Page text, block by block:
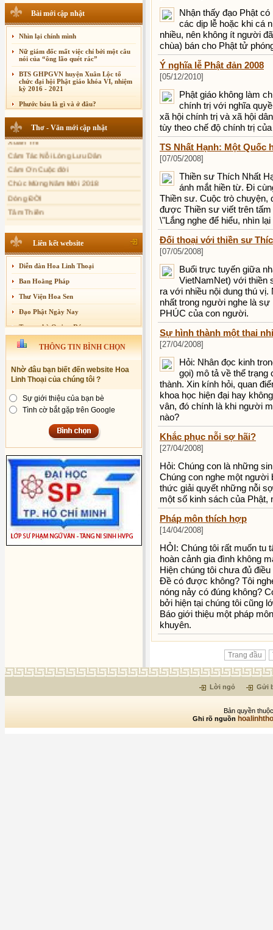
Bài mới cập nhật
Nhìn lại chính mình
Nữ giám đốc mất việc chỉ bởi một câu
nói của “ông lão quét rác”
BTS GHPGVN huyện Xuân Lộc tổ
chức đại hội Phật giáo khóa VI, nhiệm
kỳ 2016 - 2021
Phước báu là gì và ở đâu?
Sự thương-ghét của con người
Nỗi lòng của các bệnh nhân nghèo
An Giang: Tịnh thất Quy Nguyên
phát quà từ thiện tại xã Cư Yang
Tịnh xá Ngọc Đăng khai giảng Thiền
dành cho Người bận rộn
Thơ - Văn mới cập nhật
Xuân Thi
Cảm Tác Nỗi Lòng Lưu Dân
Cảm Ơn Cuộc đời
Chúc Mừng Năm Mới 2018
Dòng ĐỜI
Tâm Thiền
Kính mừng Phật Đản
Anh không chết đâu em
Kiếp này
Liên kết website
Diễn đàn Hoa Linh Thoại
Ban Hoằng Pháp
Thư Viện Hoa Sen
Đạo Phật Ngày Nay
Trang nhà Quảng Đức
Báo Giác Ngộ
THÔNG TIN BÌNH CHỌN
Nhờ đâu bạn biết đến website Hoa
Linh Thoại của chúng tôi ?
Sự giới thiệu của bạn bè
Tình cờ bắt gặp trên Google
Nhận thấy đạo Phật
các dịp lễ hoặc khi cá
nhiều, nên không ít người
chùa) bán cho Phật tử
Ý nghĩa lễ Phật đản 2008
[05/12/2010]
Phật giáo không làm
chính trị với nghĩa
xã hội chính trị và xã hội
tùy theo chế độ chính trị
TS Nhất Hạnh: Một Quốc
[07/05/2008]
Thiền sư Thích Nhất
ánh mắt hiền từ. Đi
Thiền sư. Cuộc trò chuyện,
được Thiền sư viết trên
\"Lắng nghe để hiểu, nhìn
Đối thoại với thiền sư
[07/05/2008]
Buổi trực tuyến giữa
VietNamNet) với thiền
ra với nhiều nội dung thú
nhất trong người nghe là
PHÚC của con người.
Sự hình thành một thai
[27/04/2008]
Hỏi: Nhân đọc kinh
gọi) mô tả về thể trạng
thành. Xin kính hỏi, quan
khoa học hiện đại hay
vân, đó chính là khi người
nào?
Khắc phục nỗi sợ hãi?
[27/04/2008]
Hỏi: Chúng con là những
Chúng con nghe một người
thức giải quyết những nỗi
một số kinh sách của Phật,
Pháp môn thích hợp
[14/04/2008]
HỎI: Chúng tôi rất muốn tu
hoàn cảnh gia đình không
Hiện chúng tôi chưa đủ
Đề có được không? Tôi
nóng nảy có đúng không?
bởi hiện tại chúng tôi cũng
Báo giới thiệu một pháp
khuyên.
Trang đầu
Lời ngỏ Gửi
Bản quyền
Ghi rõ nguồn